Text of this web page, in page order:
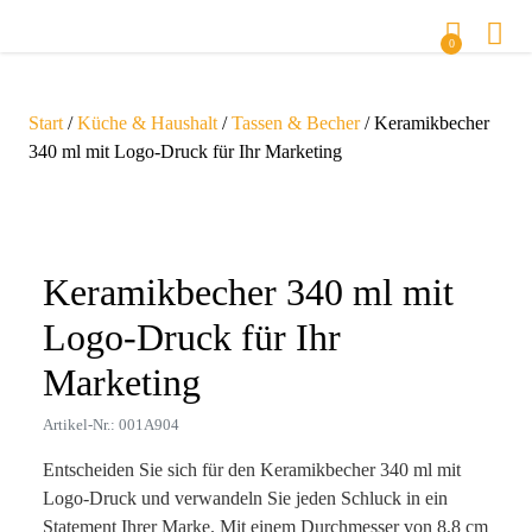
0
Start /Küche & Haushalt /Tassen & Becher/ Keramikbecher
340 ml mit Logo-Druck für Ihr Marketing
Keramikbecher 340 ml mit
Logo-Druck für Ihr
Marketing
Artikel-Nr.: 001A904
Entscheiden Sie sich für den Keramikbecher 340 ml mit
Logo-Druck und verwandeln Sie jeden Schluck in ein
Statement Ihrer Marke. Mit einem Durchmesser von 8,8 cm